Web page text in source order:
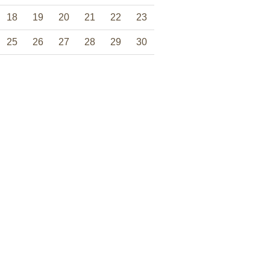
18 19 20 21 22 23
25 26 27 28 29 30